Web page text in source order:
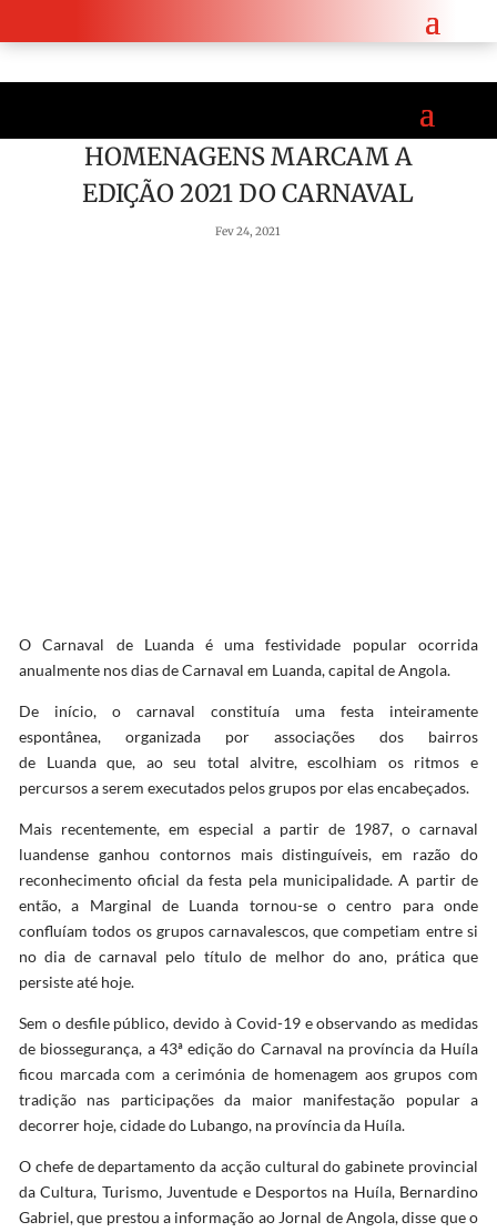
reforça cooperação entre Angola e a República Checa.Saiba mais aqui!
HOMENAGENS MARCAM A
EDIÇÃO 2021 DO CARNAVAL
Fev 24, 2021
O Carnaval de Luanda é uma festividade popular ocorrida
anualmente nos dias de Carnaval em Luanda, capital de Angola.
De início, o carnaval constituía uma festa inteiramente
espontânea, organizada por associações dos bairros
de Luanda que, ao seu total alvitre, escolhiam os ritmos e
percursos a serem executados pelos grupos por elas encabeçados.
Mais recentemente, em especial a partir de 1987, o carnaval
luandense ganhou contornos mais distinguíveis, em razão do
reconhecimento oficial da festa pela municipalidade. A partir de
então, a Marginal de Luanda tornou-se o centro para onde
confluíam todos os grupos carnavalescos, que competiam entre si
no dia de carnaval pelo título de melhor do ano, prática que
persiste até hoje.
Sem o desfile público, devido à Covid-19 e observando as medidas
de biossegurança, a 43ª edição do Carnaval na província da Huíla
ficou marcada com a cerimónia de homenagem aos grupos com
tradição nas participações da maior manifestação popular a
decorrer hoje, cidade do Lubango, na província da Huíla.
O chefe de departamento da acção cultural do gabinete provincial
da Cultura, Turismo, Juventude e Desportos na Huíla, Bernardino
Gabriel, que prestou a informação ao Jornal de Angola, disse que o